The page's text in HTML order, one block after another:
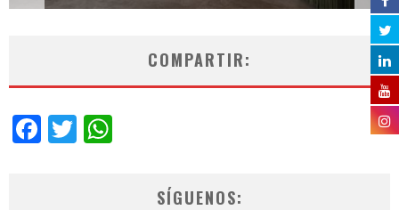
COMPARTIR:
Facebook
Twitter
SÍGUENOS: